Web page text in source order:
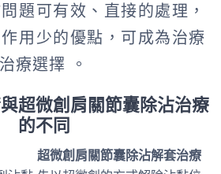
題可有效、直接的處理，
用少的優點，可成為治療
療選擇 。
超微創肩關節囊除沾治療
的不同
超微創肩關節囊除沾解套治療